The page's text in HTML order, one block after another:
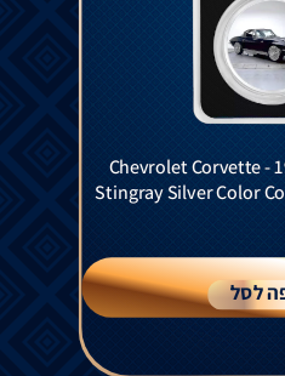
Chevrolet Corvette -
Stingray Silver Color
לסל